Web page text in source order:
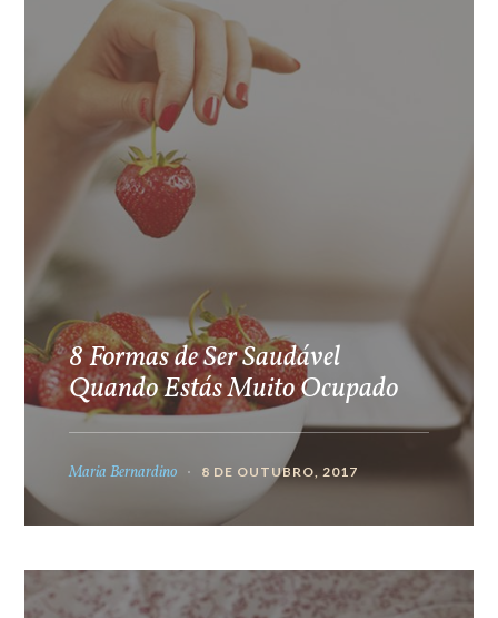
8 Formas de Ser Saudável
Quando Estás Muito Ocupado
Maria Bernardino 8 DE OUTUBRO, 2017